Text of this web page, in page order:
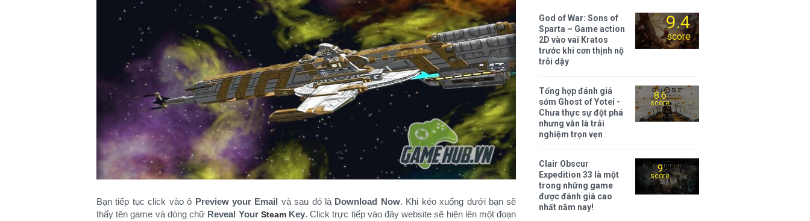
Bạn tiếp tục click vào ô Preview your Email và sau đó là Download Now. Khi kéo xuống dưới bạn sẽ
thấy tên game và dòng chữ Reveal Your SteamKey. Click trực tiếp vào đây website sẽ hiện lên một đoạn
9.4
score
God of War: Sons of
Sparta – Game action
2D vào vai Kratos
trước khi cơn thịnh nộ
trỗi dậy
8.6
score
Tổng hợp đánh giá
sớm Ghost of Yotei -
Chưa thực sự đột phá
nhưng vẫn là trải
nghiệm trọn vẹn
9
score
Clair Obscur
Expedition 33 là một
trong những game
được đánh giá cao
nhất năm nay!